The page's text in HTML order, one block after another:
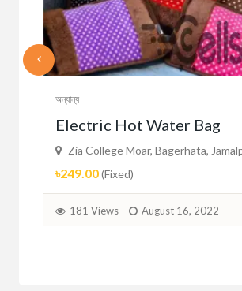
অন্যান্য
Electric Hot Water Bag
Zia College Moar, Bagerhata,
৳249.00(Fixed)
181 Views August 16, 2022